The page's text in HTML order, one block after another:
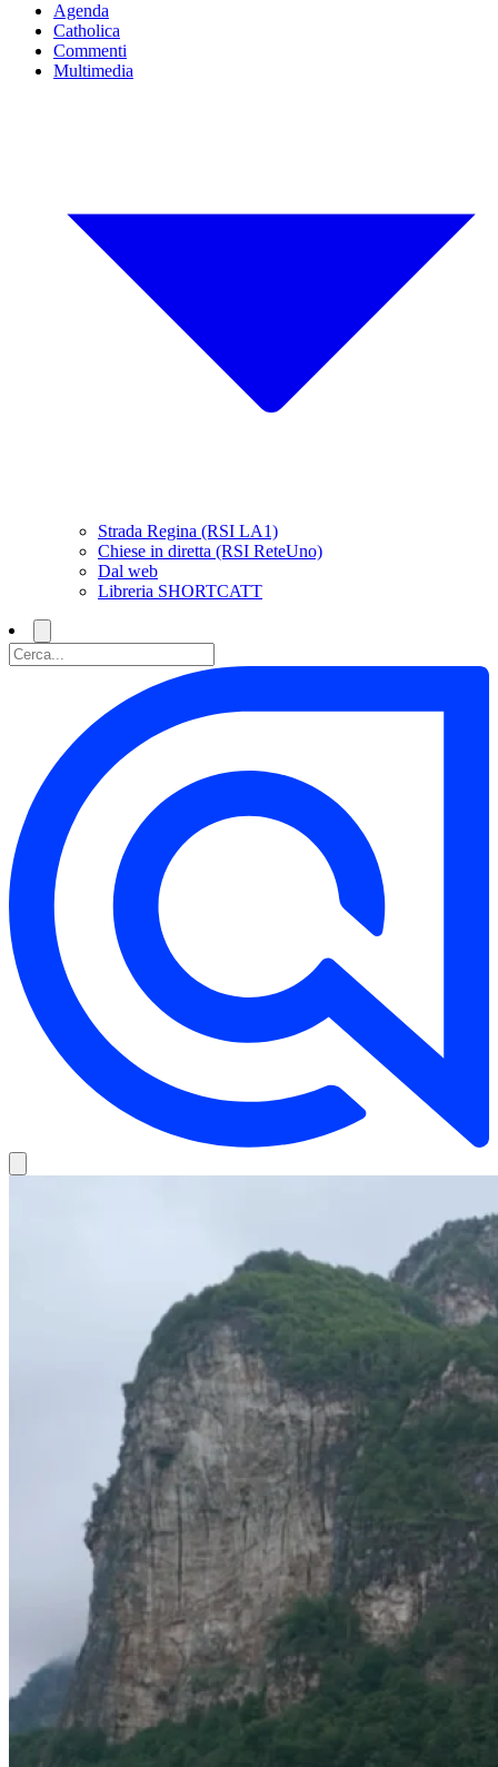
Agenda
Catholica
Commenti
Multimedia
Strada Regina (RSI LA1)
Chiese in diretta (RSI ReteUno)
Dal web
Libreria SHORTCATT